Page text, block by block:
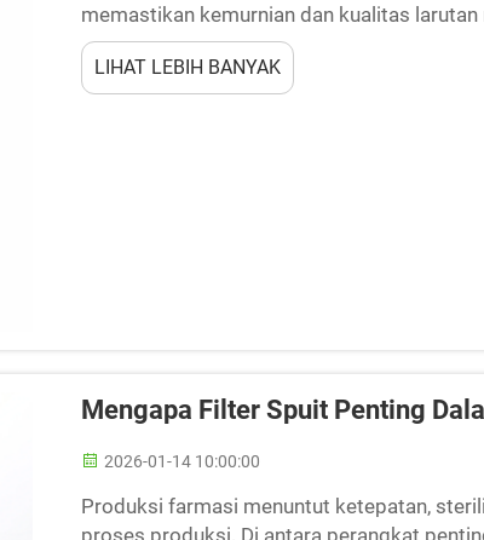
memastikan kemurnian dan kualitas
tersedia, Bottle Top Filter menonjol
LIHAT LEBIH BANYAK
Mengapa Filter Spuit Penting
2026-01-14 10:00:00
Produksi farmasi menuntut ketepatan,
proses produksi. Di antara perangkat